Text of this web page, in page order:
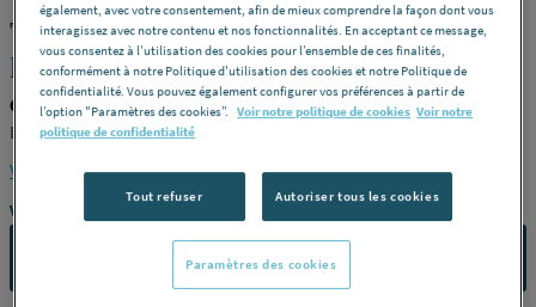
TETE DE ROBINET - Tête de robinet à
potence
GRIPP 136875
Laiton brut -Dimensions
Voir la description complète
Vous avez un projet ?
CONTACTEZ-NOUS
également, avec votre consentement, afin de mieux comprendre la façon dont vous
interagissez avec notre contenu et nos fonctionnalités. En acceptant ce message,
vous consentez à l’utilisation des cookies pour l’ensemble de ces finalités,
conformément à notre Politique d'utilisation des cookies et notre Politique de
confidentialité. Vous pouvez également configurer vos préférences à partir de
l’option "Paramètres des cookies”. Voir notre politique de cookies Voir notre
politique de confidentialité
Tout refuser Autoriser tous les cookies
Paramètres des cookies